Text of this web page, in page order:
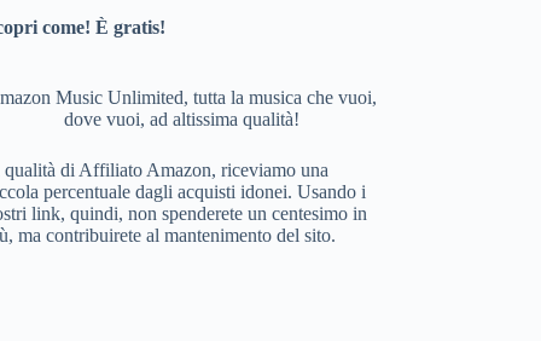
come! È gratis!
Music Unlimited, tutta la musica che vuoi,
dove vuoi, ad altissima qualità!
qualità di Affiliato Amazon, riceviamo una
percentuale dagli acquisti idonei. Usando i
link, quindi, non spenderete un centesimo in
ma contribuirete al mantenimento del sito.